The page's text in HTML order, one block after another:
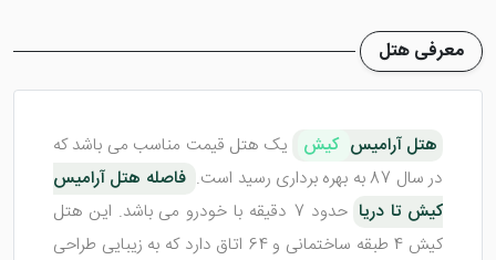
معرفی هتل
هتل آرامیس کیش
یک هتل قیمت مناسب می باشد که
در سال 87 به بهره برداری رسید است.
فاصله هتل آرامیس
کیش تا دریا
حدود 7 دقیقه با خودرو می باشد. این هتل
کیش 4 طبقه ساختمانی و 64 اتاق دارد که به زیبایی طراحی